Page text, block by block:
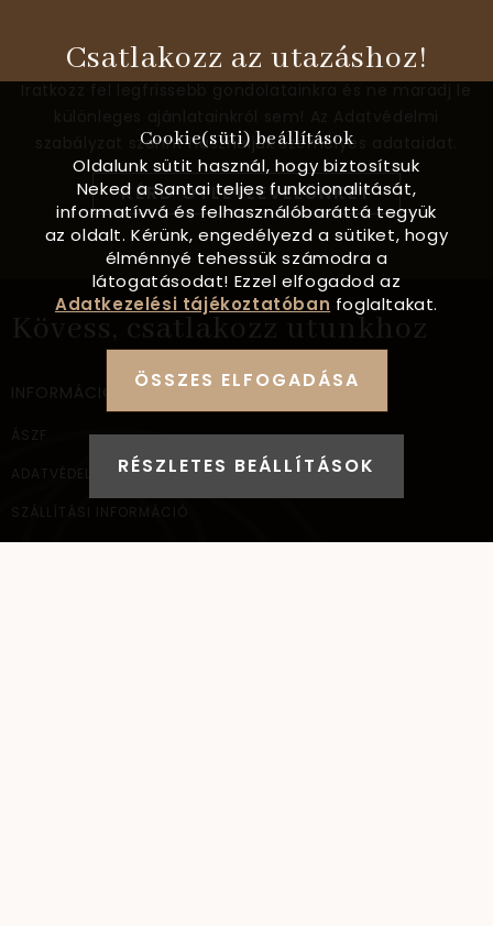
Csatlakozz az utazáshoz!
szabályzat szerint használjuk személyes adataidat.
KÉRD ÖTLETLEVELÜNKET
Kövess, csatlakozz utunkhoz
INFORMÁCIÓ
ÁSZF
ADATVÉDELEM
SZÁLLÍTÁSI INFORMÁCIÓ
Cookie(süti) beállítások
Oldalunk sütit használ, hogy biztosítsuk
Neked a Santai teljes funkcionalitását,
informatívvá és felhasználóbaráttá tegyük
az oldalt. Kérünk, engedélyezd a sütiket, hogy
élménnyé tehessük számodra a
látogatásodat! Ezzel elfogadod az
Adatkezelési tájékoztatóban foglaltakat.
ÖSSZES ELFOGADÁSA
RÉSZLETES BEÁLLÍTÁSOK